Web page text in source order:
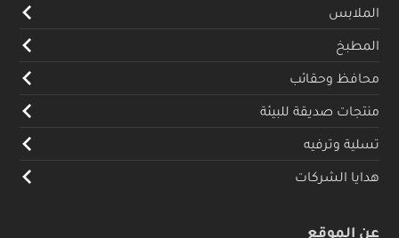
الملابس
المطبخ
محافظ وحقائب
منتجات صديقة للبيئة
تسلية وترفيه
هدايا الشركات
عن الموقع